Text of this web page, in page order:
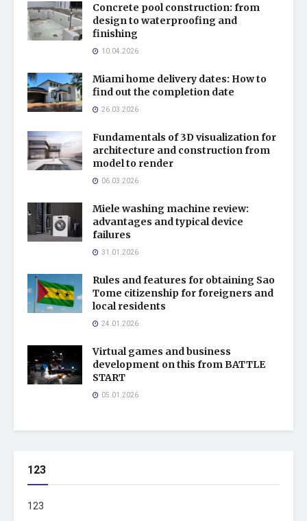
Concrete pool construction: from
design to waterproofing and
finishing
10.04.2026
Miami home delivery dates: How to
find out the completion date
26.03.2026
Fundamentals of 3D visualization for
architecture and construction from
model to render
06.03.2026
Miele washing machine review:
advantages and typical device
failures
31.01.2026
Rules and features for obtaining Sao
Tome citizenship for foreigners and
local residents
24.01.2026
Virtual games and business
development on this from BATTLE
START
05.01.2026
123
123